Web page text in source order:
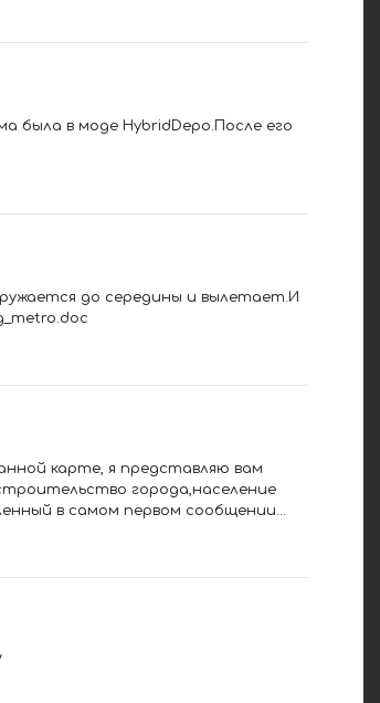
была в моде HybridDepo.После его
до середины и вылетает.И
карте, я представляю вам
города,население
в самом первом сообщении...